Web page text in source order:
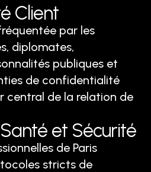
Client
par les
diplomates,
publiques et
de confidentialité
central de la relation de
et Sécurité
de Paris
stricts de